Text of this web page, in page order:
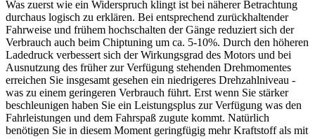
Was zuerst wie ein Widerspruch klingt ist bei näherer Betrachtung
durchaus logisch zu erklären. Bei entsprechend zurückhaltender
Fahrweise und frühem hochschalten der Gänge reduziert sich der
Verbrauch auch beim Chiptuning um ca. 5-10%. Durch den höheren
Ladedruck verbessert sich der Wirkungsgrad des Motors und bei
Ausnutzung des früher zur Verfügung stehenden Drehmomentes
erreichen Sie insgesamt gesehen ein niedrigeres Drehzahlniveau -
was zu einem geringeren Verbrauch führt. Erst wenn Sie stärker
beschleunigen haben Sie ein Leistungsplus zur Verfügung was den
Fahrleistungen und dem Fahrspaß zugute kommt. Natürlich
benötigen Sie in diesem Moment geringfügig mehr Kraftstoff als mit